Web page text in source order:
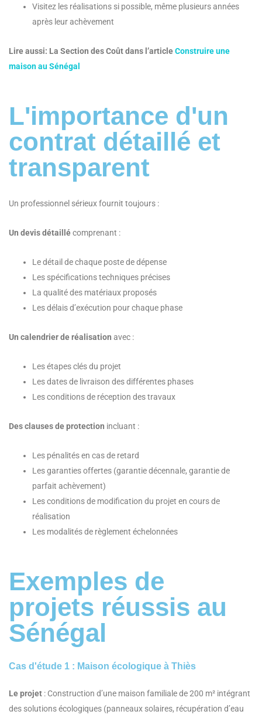
Visitez les réalisations si possible, même plusieurs années
après leur achèvement
Lire aussi: La Section des Coût dans l’articleConstruire une
maison au Sénégal
L'importance d'un
contrat détaillé et
transparent
Un professionnel sérieux fournit toujours :
Un devis détaillécomprenant :
Le détail de chaque poste de dépense
Les spécifications techniques précises
La qualité des matériaux proposés
Les délais d’exécution pour chaque phase
Un calendrier de réalisation avec :
Les étapes clés du projet
Les dates de livraison des différentes phases
Les conditions de réception des travaux
Des clauses de protection incluant :
Les pénalités en cas de retard
Les garanties offertes (garantie décennale, garantie de
parfait achèvement)
Les conditions de modification du projet en cours de
réalisation
Les modalités de règlement échelonnées
Exemples de
projets réussis au
Sénégal
Cas d'étude 1 : Maison écologique à Thiès
Le projet : Construction d’une maison familiale de 200 m² intégrant
des solutions écologiques (panneaux solaires, récupération d’eau